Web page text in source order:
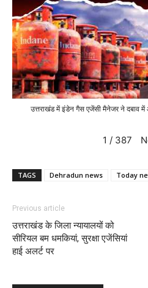
उत्तराखंड में इंडेन गैस एजेंसी मैनेजर ने दबाव
1 / 387
TAGS Dehradun news Today
Previous article
उत्तराखंड के जिला न्यायालयों को
सीरियल बम धमकियां, सुरक्षा एजेंसियां
हाई अलर्ट पर